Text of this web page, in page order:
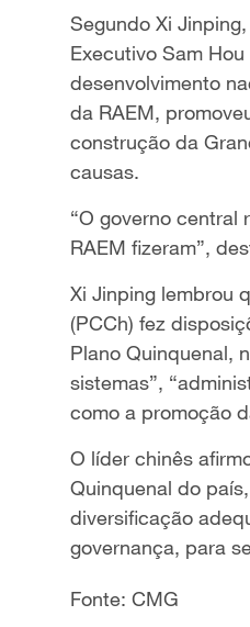
Segundo Xi
Executivo Sam
desenvolvimento
da RAEM,
construção da
causas.
“O governo central
RAEM fizeram”,
Xi Jinping lembrou
(PCCh) fez
Plano Quinquenal,
sistemas”,
como a promoção
O líder chinês
Quinquenal do
diversificação
governança, para
Fonte: CMG